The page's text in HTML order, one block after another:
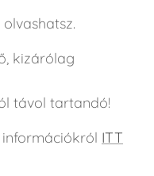
olvashatsz.
kizárólag
távol tartandó!
ITT